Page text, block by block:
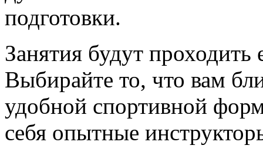
подготовки.
Занятия будут
Выбирайте то, что вам
удобной спортивной
себя опытные